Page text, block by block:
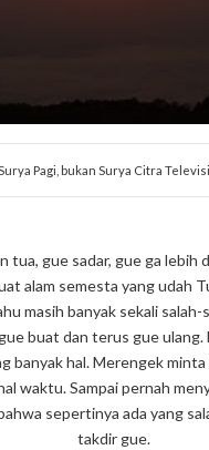
Pagi, bukan Surya Citra
tua, gue sadar, gue ga lebih
alam semesta yang udah
masih banyak sekali salah-
buat dan terus gue ulang.
banyak hal. Merengek minta
waktu. Sampai pernah
sepertinya ada yang
takdir gue.